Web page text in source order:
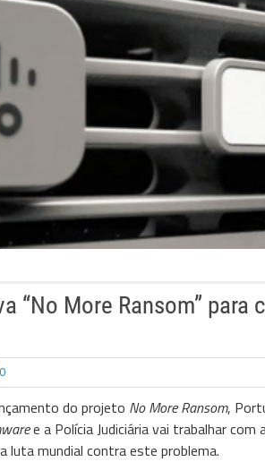
“No More Ransom” para
do projeto No More Ransom,
e a Polícia Judiciária vai trabalhar com
luta mundial contra este problema.